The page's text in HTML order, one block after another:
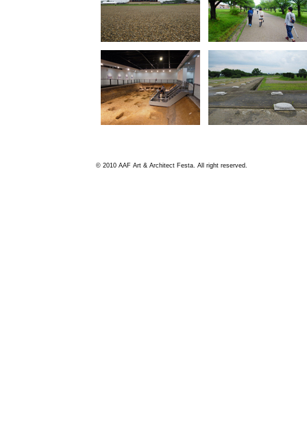
© 2010 AAF Art & Architect Festa. All right reserved.